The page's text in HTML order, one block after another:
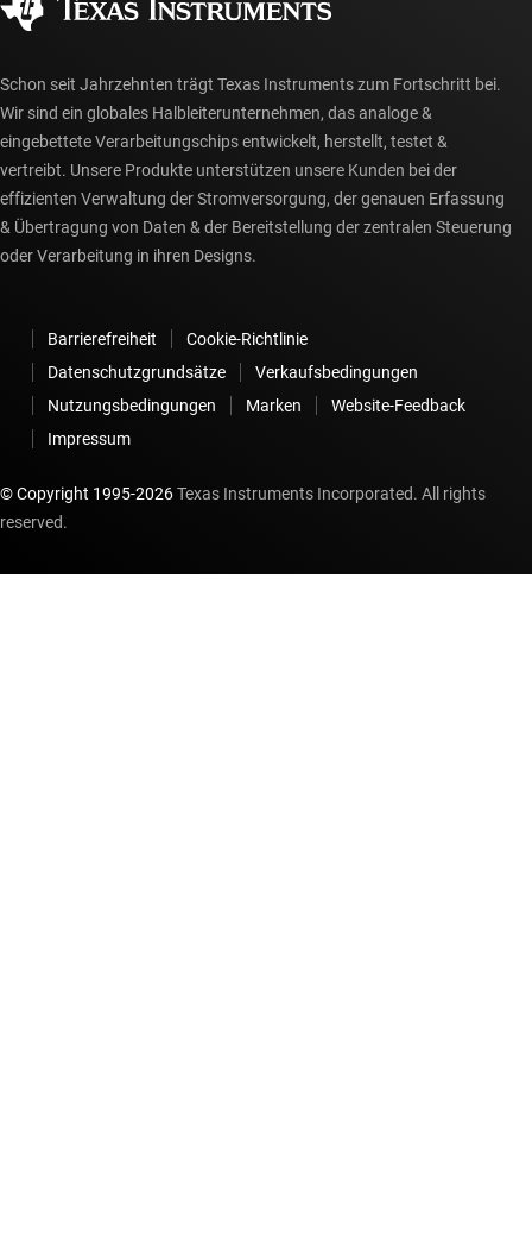
myTI-Konto FAQs
Schon seit Jahrzehnten trägt Texas Instruments zum Fortschritt bei.
Wir sind ein globales Halbleiterunternehmen, das analoge &
eingebettete Verarbeitungschips entwickelt, herstellt, testet &
vertreibt. Unsere Produkte unterstützen unsere Kunden bei der
effizienten Verwaltung der Stromversorgung, der genauen Erfassung
& Übertragung von Daten & der Bereitstellung der zentralen Steuerung
oder Verarbeitung in ihren Designs.
Barrierefreiheit
Cookie-Richtlinie
Datenschutzgrundsätze
Verkaufsbedingungen
Nutzungsbedingungen
Marken
Website-Feedback
Impressum
© Copyright 1995-2026Texas Instruments Incorporated. All rights
reserved.